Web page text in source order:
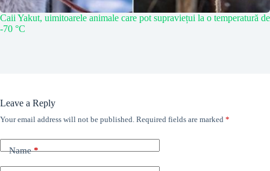
Caii Yakut, uimitoarele animale care pot supraviețui la o temperatură de
-70 °C
Leave a Reply
Your email address will not be published. Required fields are marked *
Name*